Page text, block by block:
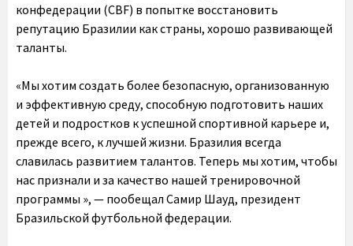
конфедерации (CBF) в попытке восстановить
репутацию Бразилии как страны, хорошо развивающей
таланты.
«Мы хотим создать более безопасную, организованную
и эффективную среду, способную подготовить наших
детей и подростков к успешной спортивной карьере и,
прежде всего, к лучшей жизни. Бразилия всегда
славилась развитием талантов. Теперь мы хотим, чтобы
нас признали и за качество нашей тренировочной
программы », — пообещал Самир Шауд, президент
Бразильской футбольной федерации.